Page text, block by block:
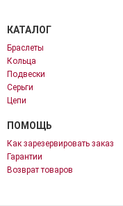
КАТАЛОГ
Браслеты
Кольца
Подвески
Серьги
Цепи
ПОМОЩЬ
Как зарезервировать заказ
Гарантии
Возврат товаров